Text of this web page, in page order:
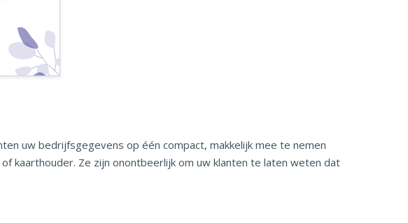
uw bedrijfsgegevens op één compact, makkelijk mee te nemen
kaarthouder. Ze zijn onontbeerlijk om uw klanten te laten weten dat